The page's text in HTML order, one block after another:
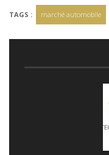
TAGS : marché automobile